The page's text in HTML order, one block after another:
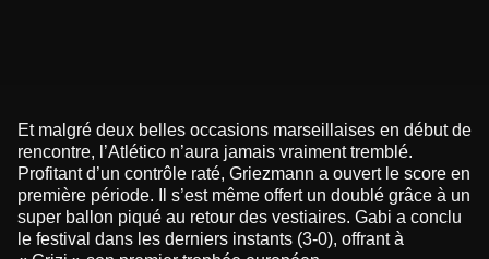
Et malgré deux belles occasions marseillaises en début de
rencontre, l’Atlético n’aura jamais vraiment tremblé.
Profitant d’un contrôle raté, Griezmann a ouvert le score en
première période. Il s’est même offert un doublé grâce à un
super ballon piqué au retour des vestiaires. Gabi a conclu
le festival dans les derniers instants (3-0), offrant à